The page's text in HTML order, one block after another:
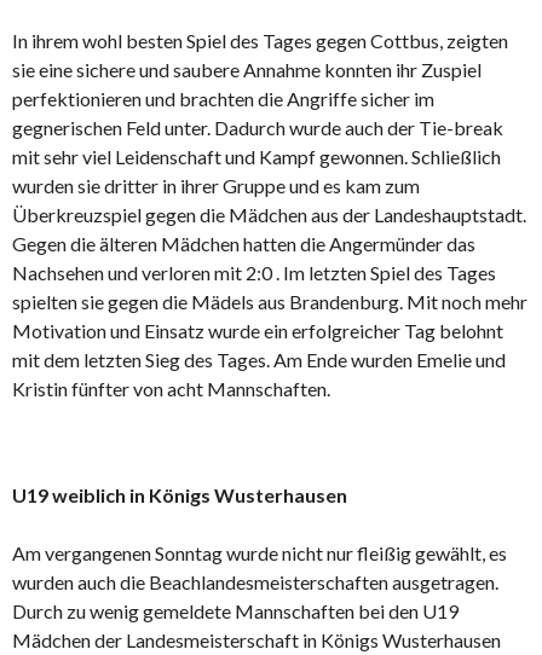
In ihrem wohl besten Spiel des Tages gegen Cottbus, zeigten
sie eine sichere und saubere Annahme konnten ihr Zuspiel
perfektionieren und brachten die Angriffe sicher im
gegnerischen Feld unter. Dadurch wurde auch der Tie-break
mit sehr viel Leidenschaft und Kampf gewonnen. Schließlich
wurden sie dritter in ihrer Gruppe und es kam zum
Überkreuzspiel gegen die Mädchen aus der Landeshauptstadt.
Gegen die älteren Mädchen hatten die Angermünder das
Nachsehen und verloren mit 2:0 . Im letzten Spiel des Tages
spielten sie gegen die Mädels aus Brandenburg. Mit noch mehr
Motivation und Einsatz wurde ein erfolgreicher Tag belohnt
mit dem letzten Sieg des Tages. Am Ende wurden Emelie und
Kristin fünfter von acht Mannschaften.
U19 weiblich in Königs Wusterhausen
Am vergangenen Sonntag wurde nicht nur fleißig gewählt, es
wurden auch die Beachlandesmeisterschaften ausgetragen.
Durch zu wenig gemeldete Mannschaften bei den U19
Mädchen der Landesmeisterschaft in Königs Wusterhausen